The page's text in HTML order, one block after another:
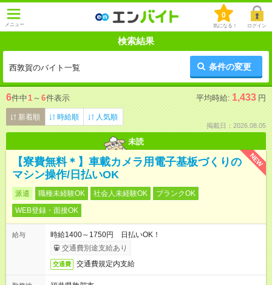
メニュー
0
気になる！ ログイン
検索結果
西敦賀のバイト一覧 条件の変更
6件中1 ～ 6件表示 平均時給: 1,433 円
新着順 時給順 人気順
掲載日：2026.08.05
未読
NEW
【寮費無料＊】車載カメラ用電子基板づくりの
マシン操作/日払いOK
派遣 職種未経験OK 社会人未経験OK
ブランクOK
WEB登録・面接OK
給与
時給1400～1750円 日払いOK！
交通費別途支給あり
交通費 交通費規定内支給